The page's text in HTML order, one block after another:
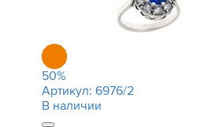
50%
Артикул: 6976/2
В наличии